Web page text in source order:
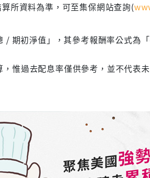
所資料為準，可至集保網站查詢(
期初淨值」，其參考報酬率公式為
惟過去配息率僅供參考，並不代表